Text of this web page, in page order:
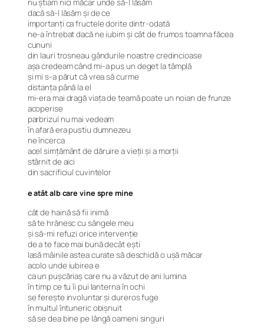
nu ştiam nici măcar unde să-l lăsăm
dacă să-l lăsăm şi de ce
importanţi ca fructele dorite dintr-odată
ne-a întrebat dacă ne iubim şi cât de frumos toamna făcea
cununi
din lauri trosneau gândurile noastre credincioase
aşa credeam când mi-a pus un deget la tâmplă
şi mi s-a părut că vrea să curme
distanţa până la el
mi-era mai dragă viaţa de teamă poate un noian de frunze
acoperise
parbrizul nu mai vedeam
în afară era pustiu dumnezeu
ne încerca
acel simţământ de dăruire a vieţii şi a morţii
stârnit de aici
din sacrificiul cuvintelor
e atât alb care vine spre mine
cât de haină să fii inimă
să te hrănesc cu sângele meu
şi să-mi refuzi orice intervenţie
de a te face mai bună decât eşti
lasă mâinile astea curate să deschidă o uşă măcar
acolo unde iubirea e
ca un puşcăriaş care nu a văzut de ani lumina
în timp ce tu îi pui lanterna în ochi
se fereşte involuntar şi dureros fuge
în multul întuneric obişnuit
să se dea bine pe lângă oameni singuri